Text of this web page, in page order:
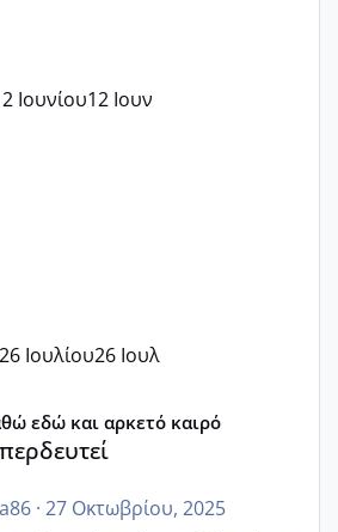
Ιουνίου12 Ιουν
Ιουλίου26 Ιουλ
εδώ και αρκετό καιρό
· 27 Οκτωβρίου, 2025